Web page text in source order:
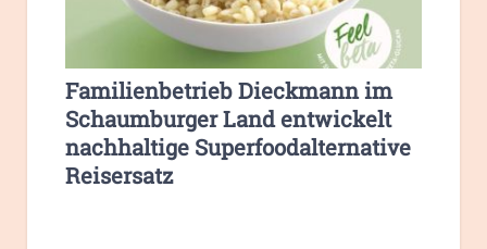
Familienbetrieb Dieckmann im
Schaumburger Land entwickelt
nachhaltige Superfoodalternative
Reisersatz